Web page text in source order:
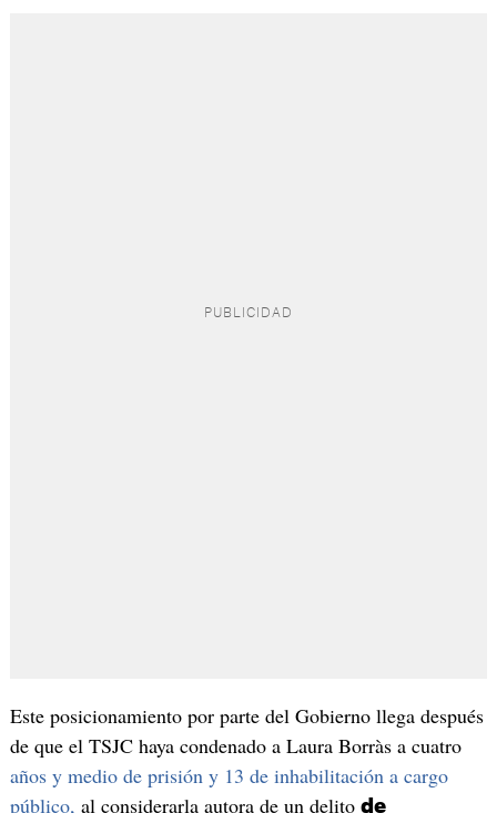
Este posicionamiento por parte del Gobierno llega después
de que el TSJC haya condenado a Laura Borràs a cuatro
años y medio de prisión y 13 de inhabilitación a cargo
público, al considerarla autora de un delito de